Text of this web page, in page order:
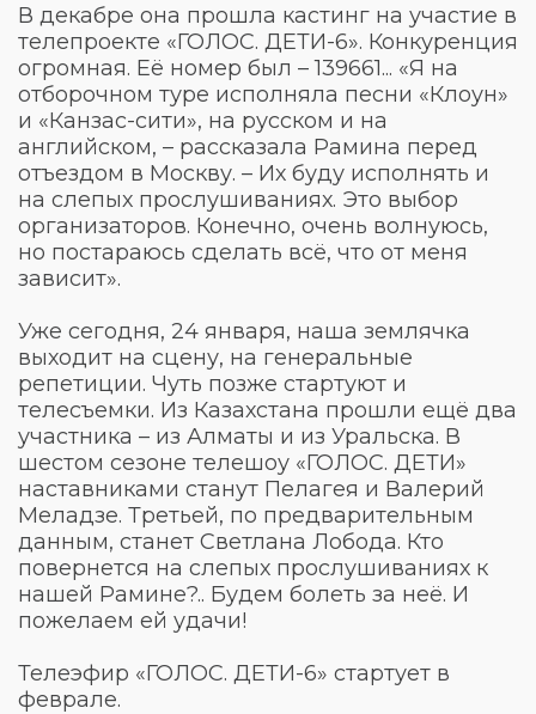
В декабре она прошла кастинг на участие в
телепроекте «ГОЛОС. ДЕТИ-6». Конкуренция
огромная. Её номер был – 139661... «Я на
отборочном туре исполняла песни «Клоун»
и «Канзас-сити», на русском и на
английском, – рассказала Рамина перед
отъездом в Москву. – Их буду исполнять и
на слепых прослушиваниях. Это выбор
организаторов. Конечно, очень волнуюсь,
но постараюсь сделать всё, что от меня
зависит».
Уже сегодня, 24 января, наша землячка
выходит на сцену, на генеральные
репетиции. Чуть позже стартуют и
телесъемки. Из Казахстана прошли ещё два
участника – из Алматы и из Уральска. В
шестом сезоне телешоу «ГОЛОС. ДЕТИ»
наставниками станут Пелагея и Валерий
Меладзе. Третьей, по предварительным
данным, станет Светлана Лобода. Кто
повернется на слепых прослушиваниях к
нашей Рамине?.. Будем болеть за неё. И
пожелаем ей удачи!
Телеэфир «ГОЛОС. ДЕТИ-6» стартует в
феврале.